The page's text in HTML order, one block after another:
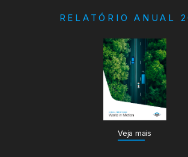
RELATÓRIO ANUAL
Veja mais